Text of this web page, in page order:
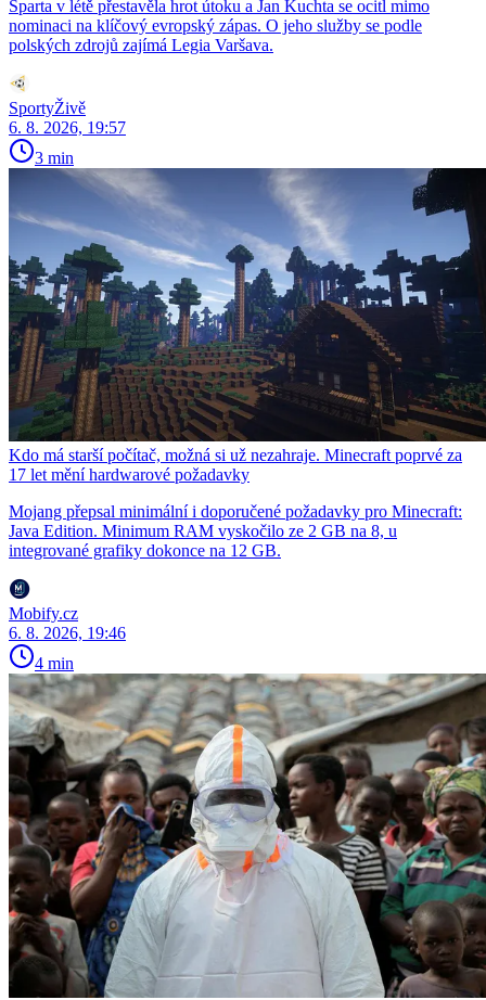
Sparta v létě přestavěla hrot útoku a Jan Kuchta se ocitl mimo
nominaci na klíčový evropský zápas. O jeho služby se podle
polských zdrojů zajímá Legia Varšava.
SportyŽivě
6. 8. 2026, 19:57
3 min
Kdo má starší počítač, možná si už nezahraje. Minecraft poprvé za
17 let mění hardwarové požadavky
Mojang přepsal minimální i doporučené požadavky pro Minecraft:
Java Edition. Minimum RAM vyskočilo ze 2 GB na 8, u
integrované grafiky dokonce na 12 GB.
Mobify.cz
6. 8. 2026, 19:46
4 min